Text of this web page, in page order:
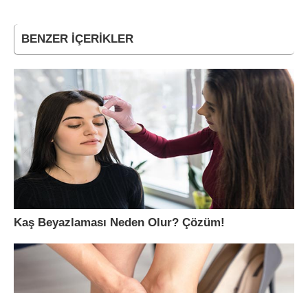
BENZER İÇERIKLER
Kaş Beyazlaması Neden Olur? Çözüm!